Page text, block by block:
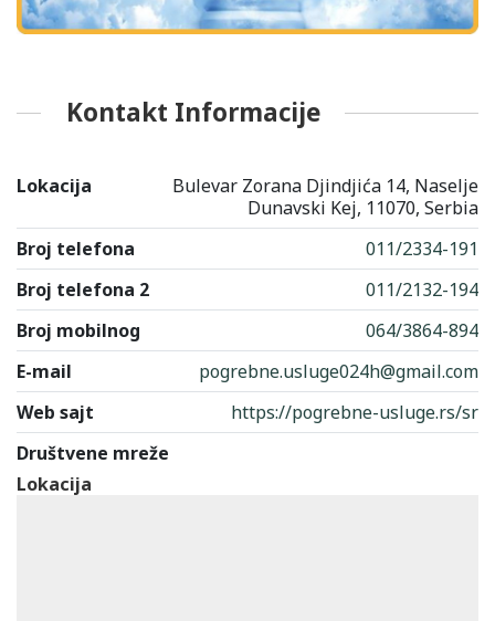
Kontakt Informacije
Lokacija
Bulevar Zorana Djindjića 14, Naselje
Dunavski Kej, 11070, Serbia
Broj telefona
011/2334-191
Broj telefona 2
011/2132-194
Broj mobilnog
064/3864-894
E-mail
pogrebne.usluge024h@gmail.com
Web sajt
https://pogrebne-usluge.rs/sr
Društvene mreže
Lokacija